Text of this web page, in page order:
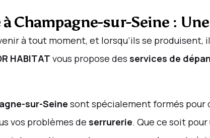
Champagne-sur-Seine :
à tout moment, et lorsqu’ils se
HABITAT vous propose des services de
sur-Seine sont spécialement formés
vos problèmes de serrurerie. Que ce soit pour